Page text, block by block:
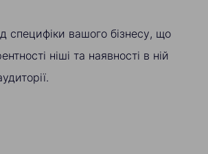
специфіки вашого бізнесу, що
ніші та наявності в ній